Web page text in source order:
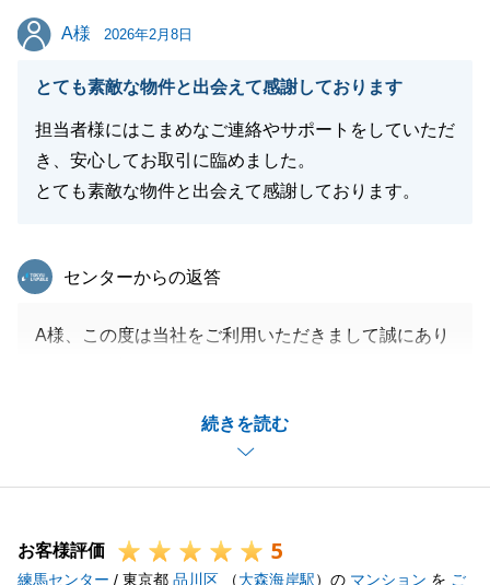
A様
A様 2026年2月8日
とても素敵な物件と出会えて感謝しております
担当者様にはこまめなご連絡やサポートをしていただ
き、安心してお取引に臨めました。
とても素敵な物件と出会えて感謝しております。
続きを読む
東急リバブル
センターからの返答
A様、この度は当社をご利用いただきまして誠にあり
今後また何かございましたら、いつでもご相談頂けれ
ばと思います。この度はありがとうございました。
お客様評価 5
練馬センター / 東京都 品川区 （大森海岸駅）の マンション を ご